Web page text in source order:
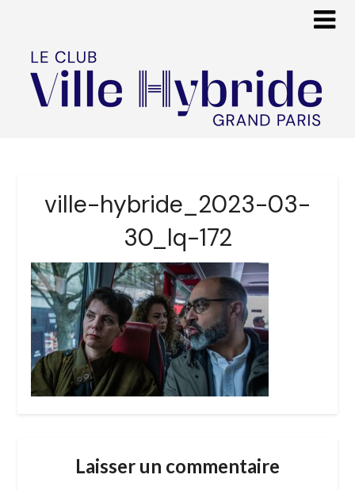
ville-hybride_2023-03-
30_lq-172
Laisser un commentaire